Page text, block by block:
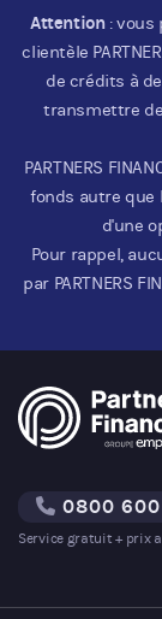
Attention: vous
clientèle
de crédits à
transmettre
PARTNERS
fonds autre que
d'une
Pour rappel,
par PARTNERS
0800
Service gratuit + prix